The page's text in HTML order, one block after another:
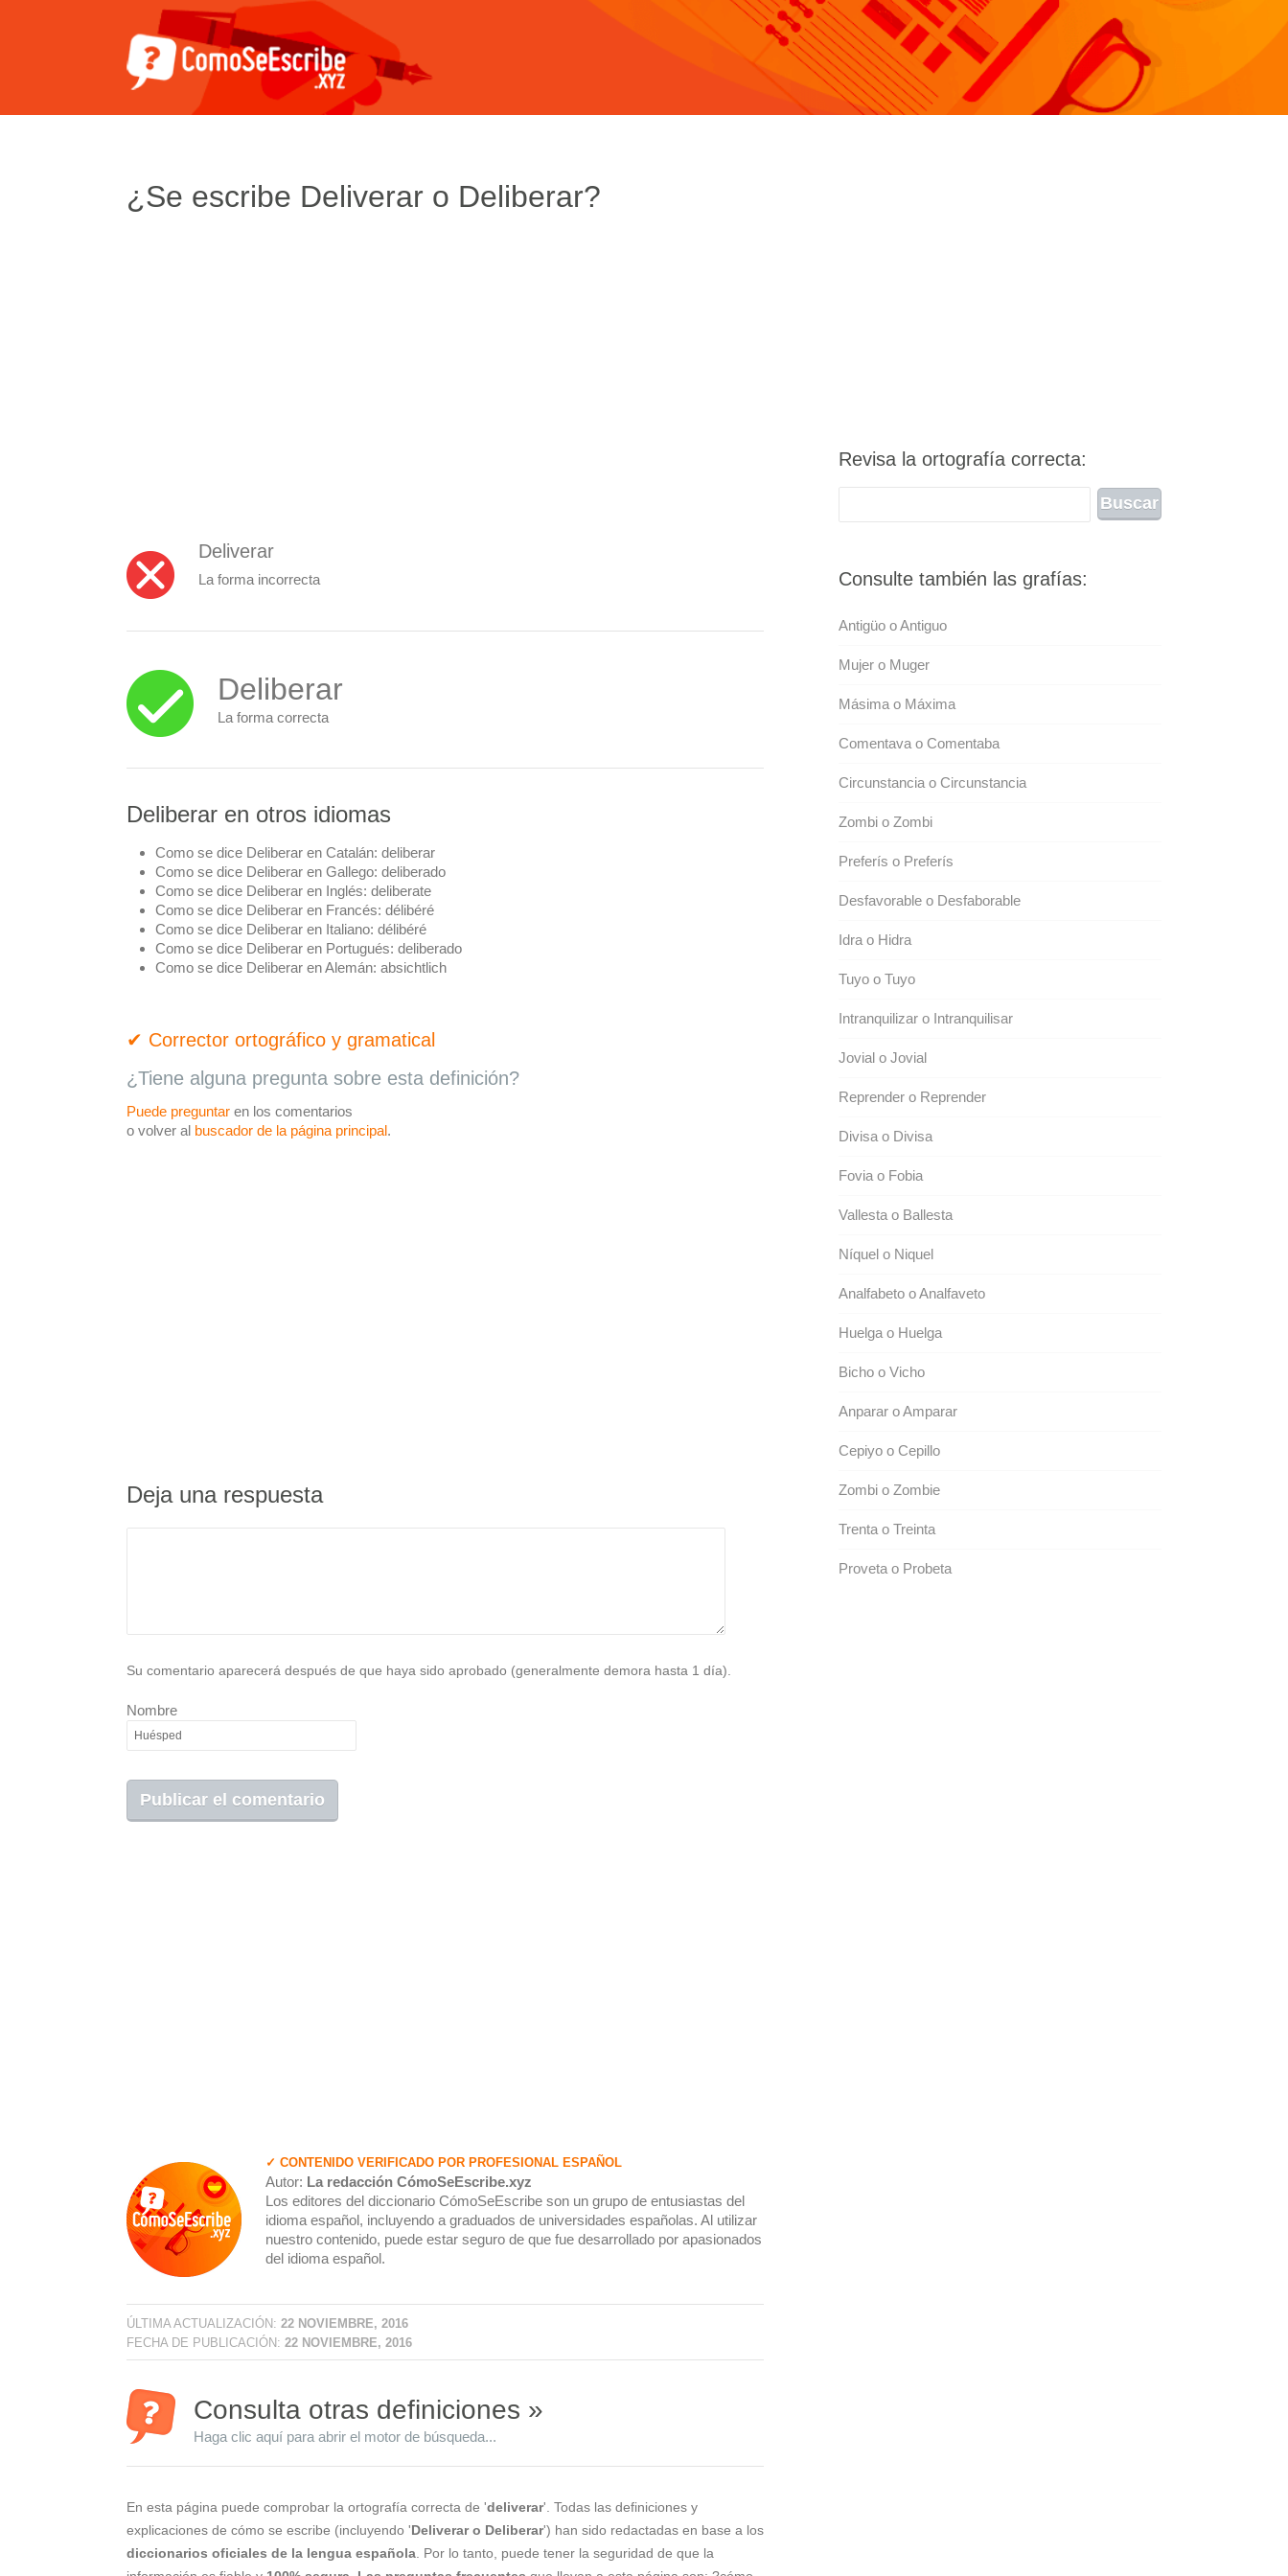
¿Se escribe Deliverar o Deliberar?
Deliverar
La forma incorrecta
Deliberar
La forma correcta
Deliberar en otros idiomas
Como se dice Deliberar en Catalán: deliberar
Como se dice Deliberar en Gallego: deliberado
Como se dice Deliberar en Inglés: deliberate
Como se dice Deliberar en Francés: délibéré
Como se dice Deliberar en Italiano: délibéré
Como se dice Deliberar en Portugués: deliberado
Como se dice Deliberar en Alemán: absichtlich
✔ Corrector ortográfico y gramatical
¿Tiene alguna pregunta sobre esta definición?
Puede preguntar en los comentarios
o volver al buscador de la página principal.
Deja una respuesta
Su comentario aparecerá después de que haya sido aprobado (generalmente demora hasta 1 día).
Nombre
✓ CONTENIDO VERIFICADO POR PROFESIONAL ESPAÑOL
Autor: La redacción CómoSeEscribe.xyz
Los editores del diccionario CómoSeEscribe son un grupo de entusiastas del
idioma español, incluyendo a graduados de universidades españolas. Al utilizar
nuestro contenido, puede estar seguro de que fue desarrollado por apasionados
del idioma español.
ÚLTIMA ACTUALIZACIÓN: 22 NOVIEMBRE, 2016
FECHA DE PUBLICACIÓN: 22 NOVIEMBRE, 2016
Consulta otras definiciones »
Haga clic aquí para abrir el motor de búsqueda...
En esta página puede comprobar la ortografía correcta de 'deliverar'. Todas las definiciones y
explicaciones de cómo se escribe (incluyendo 'Deliverar o Deliberar') han sido redactadas en base a los
diccionarios oficiales de la lengua española . Por lo tanto, puede tener la seguridad de que la
Revisa la ortografía correcta:
Consulte también las grafías:
Antigüo o Antiguo
Mujer o Muger
Másima o Máxima
Comentava o Comentaba
Circunstancia o Circunstancia
Zombi o Zombi
Preferís o Preferís
Desfavorable o Desfaborable
Idra o Hidra
Tuyo o Tuyo
Intranquilizar o Intranquilisar
Jovial o Jovial
Reprender o Reprender
Divisa o Divisa
Fovia o Fobia
Vallesta o Ballesta
Níquel o Niquel
Analfabeto o Analfaveto
Huelga o Huelga
Bicho o Vicho
Anparar o Amparar
Cepiyo o Cepillo
Zombi o Zombie
Trenta o Treinta
Proveta o Probeta